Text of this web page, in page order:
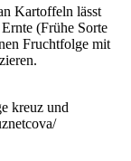
Kartoffeln lässt
(Frühe Sorte
Fruchtfolge mit
kreuz und